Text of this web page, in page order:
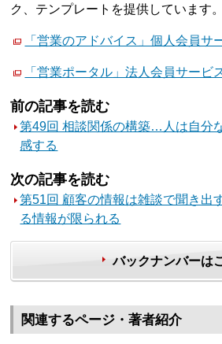
ク、テンプレートを提供しています。
「営業のアドバイス」個人会員サ
「営業ポータル」法人会員サービ
前の記事を読む
第49回 相談関係の構築…人は自分
感する
次の記事を読む
第51回 顧客の情報は雑談で聞き
る情報が限られる
バックナンバーは
関連するページ・著者紹介